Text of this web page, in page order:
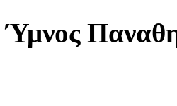
Ύμνος